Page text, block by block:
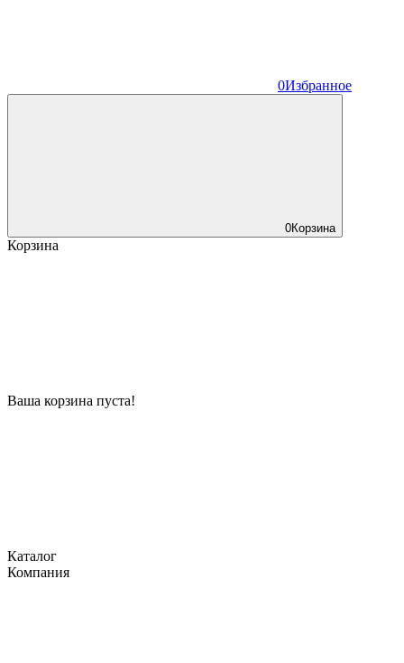
0Избранное
0Корзина
Корзина
Ваша корзина пуста!
Каталог
Компания